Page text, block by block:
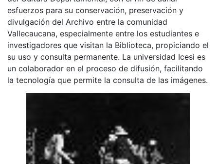
esfuerzos para su conservación, preservación y
divulgación del Archivo entre la comunidad
Vallecaucana, especialmente entre los estudiantes e
investigadores que visitan la Biblioteca, propiciando el
su uso y consulta permanente. La universidad Icesi es
un colaborador en el proceso de difusión, facilitando
la tecnología que permite la consulta de las imágenes.